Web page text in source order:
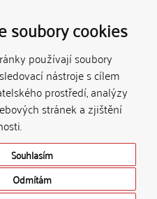
soubory cookies
používají soubory
nástroje s cílem
prostředí, analýzy
stránek a zjištění
Souhlasím
Odmítám